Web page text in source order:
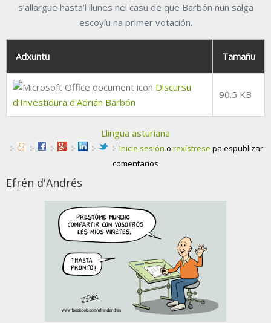
s’allargue hasta’l llunes nel casu de que Barbón nun salga
escoyíu na primer votación.
Adxuntu Tamañu
Discursu
d'Investidura d'Adrián Barbón
90.5 KB
Llingua asturiana
Inicie sesión o rexístrese pa espublizar
comentarios
Efrén d'Andrés